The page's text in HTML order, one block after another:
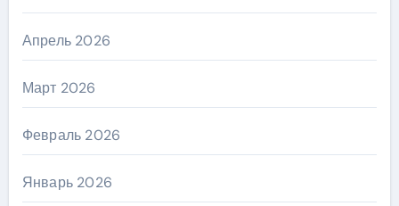
Апрель 2026
Март 2026
Февраль 2026
Январь 2026